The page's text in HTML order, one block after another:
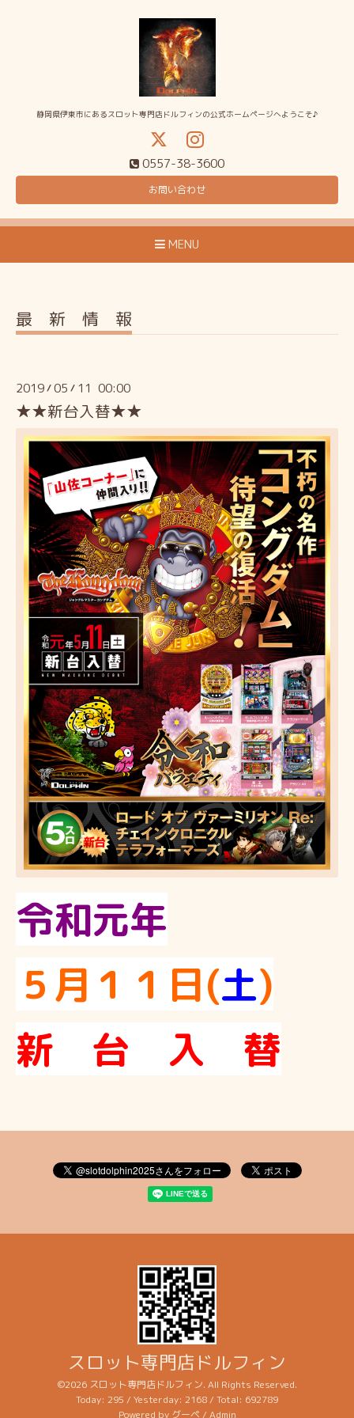
静岡県伊東市にあるスロット専門店ドルフィンの公式ホームページへようこそ♪
0557-38-3600
お問い合わせ
MENU
最 新 情 報
2019/05 / 11 00:00
★★新台入替★★
令和元年
５月１１日(土)
新 台 入 替
スロット専門店ドルフィン
©2026 スロット専門店ドルフィン. All Rights Reserved.
Today: 295 / Yesterday: 2168/ Total: 692789
Powered by グーペ / Admin